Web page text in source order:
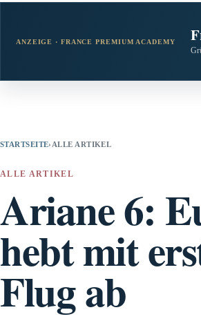
ANZEIGE · FRANCE PREMIUM ACADEMY
STARTSEITE› ALLE ARTIKEL
ALLE ARTIKEL
Ariane 6:
hebt mit
Flug ab